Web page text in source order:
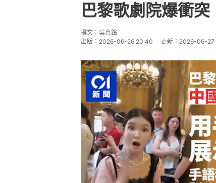
巴黎歌劇院爆衝
撰文： 吳真銘
出版： 2026-06-26 20:40 更新： 2026-06-27